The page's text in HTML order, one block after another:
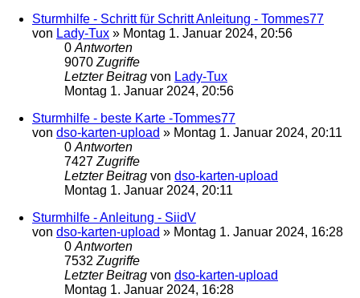
Sturmhilfe - Schritt für Schritt Anleitung - Tommes77
von Lady-Tux » Montag 1. Januar 2024, 20:56
0Antworten
9070Zugriffe
Letzter Beitrag von Lady-Tux
Montag 1. Januar 2024, 20:56
Sturmhilfe - beste Karte -Tommes77
von dso-karten-upload » Montag 1. Januar 2024, 20:11
0Antworten
7427Zugriffe
Letzter Beitrag von dso-karten-upload
Montag 1. Januar 2024, 20:11
Sturmhilfe - Anleitung - SiidV
von dso-karten-upload » Montag 1. Januar 2024, 16:28
0Antworten
7532Zugriffe
Letzter Beitrag von dso-karten-upload
Montag 1. Januar 2024, 16:28